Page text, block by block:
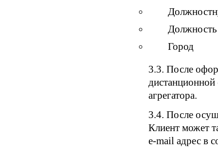
Должность
Город
3.3. После
дистанционной
агрегатора.
3.4. После
Клиент может
e-mail адрес в